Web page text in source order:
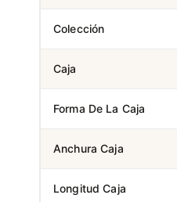
Colección
Caja
Forma De La Caja
Anchura Caja
Longitud Caja